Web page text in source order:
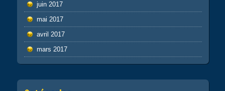
juin 2017
mai 2017
avril 2017
mars 2017